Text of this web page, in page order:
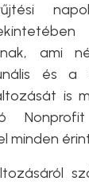
ami
és a
is
minden